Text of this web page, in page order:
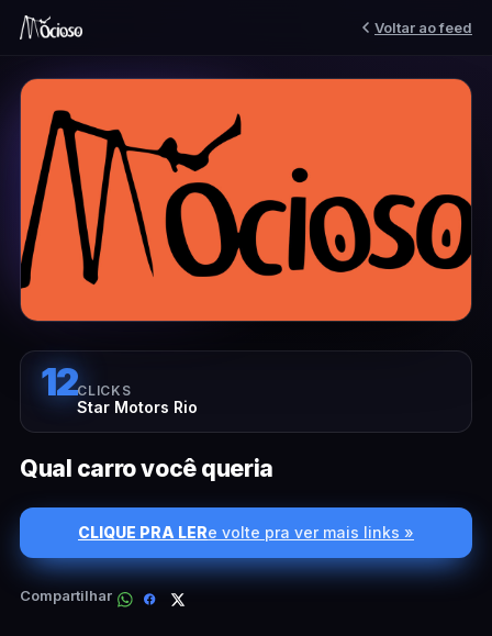
Voltar ao feed
12CLICKS
Star Motors Rio
Qual carro você queria
CLIQUE PRA LERe volte pra ver mais links »
Compartilhar